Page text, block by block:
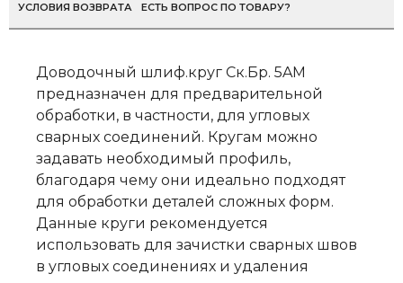
УСЛОВИЯ ВОЗВРАТА ЕСТЬ ВОПРОС ПО ТОВАРУ?
Доводочный шлиф.круг Ск.Бр. 5AM
предназначен для предварительной
обработки, в частности, для угловых
сварных соединений. Кругам можно
задавать необходимый профиль,
благодаря чему они идеально подходят
для обработки деталей сложных форм.
Данные круги рекомендуется
использовать для зачистки сварных швов
в угловых соединениях и удаления